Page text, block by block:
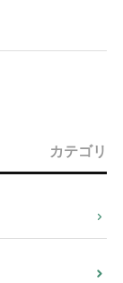
カテゴリ